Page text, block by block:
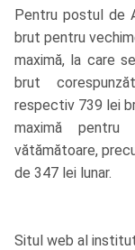
Pentru postul de
brut pentru
maximă, la care
brut
respectiv 739 lei
maximă
vătămătoare,
de 347 lei lunar.
Situl web al